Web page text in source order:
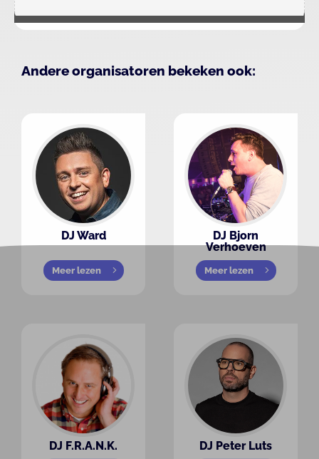
Andere organisatoren bekeken ook:
DJ Ward
Meer lezen
DJ Bjorn
Verhoeven
Meer lezen
DJ F.R.A.N.K. DJ Peter Luts